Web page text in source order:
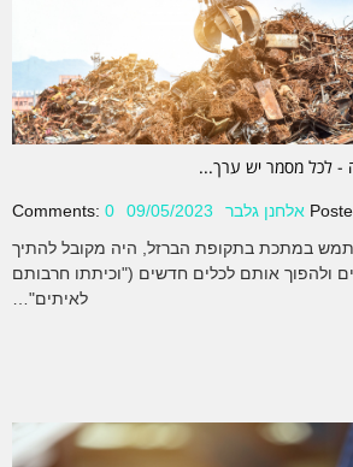
- לכל מסמר יש ערך...
אלחנן גלבר 09/05/2023
Comments: 0
במתכת בתקופת הברזל, היה מקובל להתיך
ולהפוך אותם לכלים חדשים ("וכיתתו חרבותם
לאיתים"…